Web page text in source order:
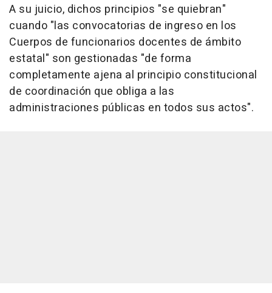
A su juicio, dichos principios "se quiebran"
cuando "las convocatorias de ingreso en los
Cuerpos de funcionarios docentes de ámbito
estatal" son gestionadas "de forma
completamente ajena al principio constitucional
de coordinación que obliga a las
administraciones públicas en todos sus actos".